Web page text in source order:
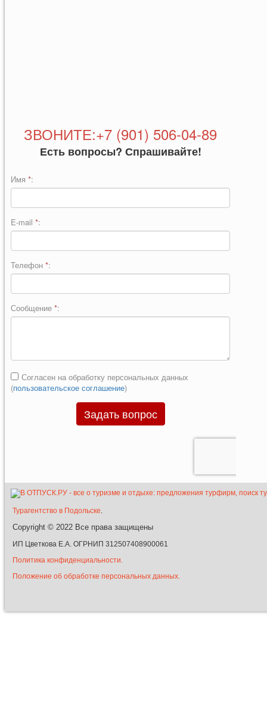
Турагентство в Подольске.
Copyright © 2022 Все права защищены
ИП Цветкова Е.А. ОГРНИП 312507408900061
Политика конфиденциальности.
Положение об обработке персональных данных.